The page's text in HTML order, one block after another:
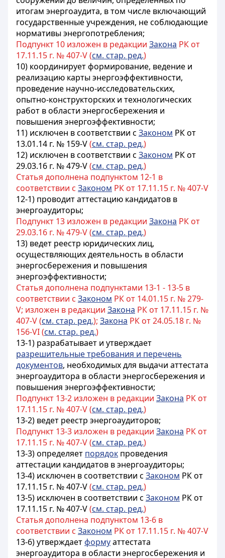
итогам энергоаудита, в том числе включающий
государственные учреждения, не соблюдающие
нормативы энергопотребления;
Подпункт 10 изложен в редакции Закона РК от
17.11.15 г. № 407-V (см. стар. ред.)
10) координирует формирование, ведение и
реализацию карты энергоэффективности,
проведение научно-исследовательских,
опытно-конструкторских и технологических
работ в области энергосбережения и
повышения энергоэффективности;
11) исключен в соответствии с Законом РК от
13.01.14 г. № 159-V(см. стар. ред.)
12) исключен в соответствии с Законом РК от
29.03.16 г. № 479-V(см. стар. ред.)
Статья дополнена подпунктом 12-1 в
соответствии с Законом РК от 17.11.15 г. № 407-V
12-1) проводит аттестацию кандидатов в
энергоаудиторы;
Подпункт 13 изложен в редакции Закона РК от
29.03.16 г. № 479-V (см. стар. ред.)
13) ведет реестр юридических лиц,
осуществляющих деятельность в области
энергосбережения и повышения
энергоэффективности;
Статья дополнена подпунктами 13-1 - 13-5 в
соответствии с Законом РК от 14.01.15 г. № 279-
V; изложен в редакции Закона РК от 17.11.15 г. №
407-V (см. стар. ред.); Закона РК от 24.05.18 г. №
156-VI (см. стар. ред.)
13-1) разрабатывает и утверждает
разрешительные требования и перечень
документов, необходимых для выдачи аттестата
энергоаудитора в области энергосбережения и
повышения энергоэффективности;
Подпункт 13-2 изложен в редакции Закона РК от
17.11.15 г. № 407-V (см. стар. ред.)
13-2) ведет реестр энергоаудиторов;
Подпункт 13-3 изложен в редакции Закона РК от
17.11.15 г. № 407-V (см. стар. ред.)
13-3) определяет порядок проведения
аттестации кандидатов в энергоаудиторы;
13-4) исключен в соответствии с Законом РК от
17.11.15 г. № 407-V(см. стар. ред.)
13-5) исключен в соответствии с Законом РК от
17.11.15 г. № 407-V(см. стар. ред.)
Статья дополнена подпунктом 13-6 в
соответствии с Законом РК от 17.11.15 г. № 407-V
13-6) утверждаетформуаттестата
энергоаудитора в области энергосбережения и